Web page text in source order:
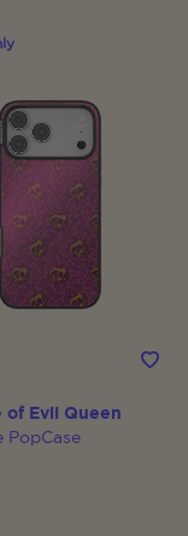
of Evil Queen
PopCase